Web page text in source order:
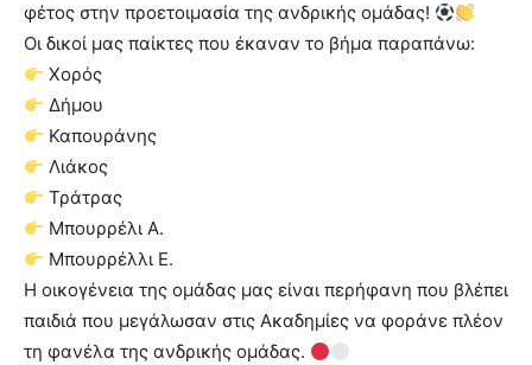
φέτος στην προετοιμασία της ανδρικής ομάδας!
Οι δικοί μας παίκτες που έκαναν το βήμα παραπάνω:
Χορός
Δήμου
Καπουράνης
Λιάκος
Τράτρας
Μπουρρέλι Α.
Μπουρρέλλι Ε.
Η οικογένεια της ομάδας μας είναι περήφανη που βλέπει
παιδιά που μεγάλωσαν στις Ακαδημίες να φοράνε πλέον
τη φανέλα της ανδρικής ομάδας.